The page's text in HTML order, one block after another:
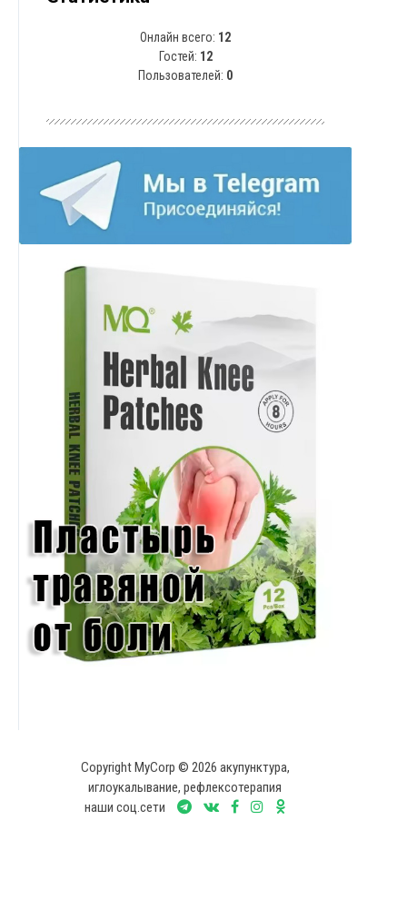
Онлайн всего: 12
Гостей: 12
Пользователей: 0
Copyright MyCorp © 2026 акупунктура,
иглоукалывание, рефлексотерапия
наши соц.сети